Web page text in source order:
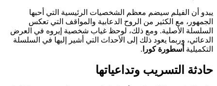
يبدو أن الفيلم سيضم معظم الشخصيات الرئيسية التي أحبها
الجمهور، مع الكثير من الروح الدعابية والمواقف التي تعكس
السلسلة الأصلية. ومع ذلك، لوحظ غياب شخصية إيروه في العرض
الدعائي، وربما يعود ذلك إلى الأحداث التي أشير إليها في السلسلة
التكميلية أسطورة كورا .
حادثة التسريب وتداعياتها